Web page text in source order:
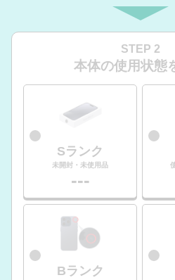
STEP 2
本体の使用状態
Sランク
未開封・未使用品
---
Bランク